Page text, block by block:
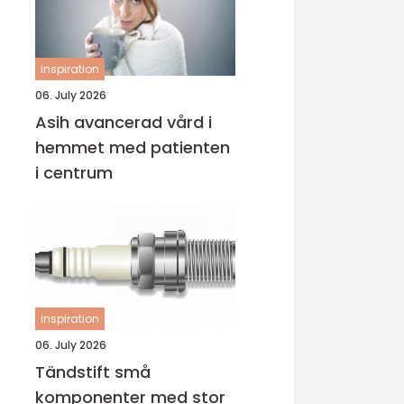
inspiration
06. July 2026
Asih avancerad vård i
hemmet med patienten
i centrum
inspiration
06. July 2026
Tändstift små
komponenter med stor